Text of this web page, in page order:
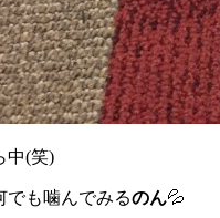
中(笑)
でも噛んでみるのん💦